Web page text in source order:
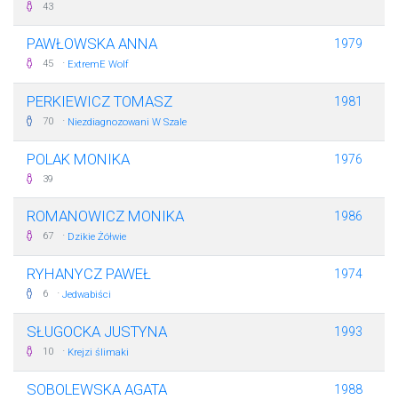
43
PAWŁOWSKA ANNA
45 · ExtremE Wolf
1979
PERKIEWICZ TOMASZ
70 · Niezdiagnozowani W Szale
1981
POLAK MONIKA
39
1976
ROMANOWICZ MONIKA
67 · Dzikie Żółwie
1986
RYHANYCZ PAWEŁ
6 · Jedwabiści
1974
SŁUGOCKA JUSTYNA
10 · Krejzi ślimaki
1993
SOBOLEWSKA AGATA 1988